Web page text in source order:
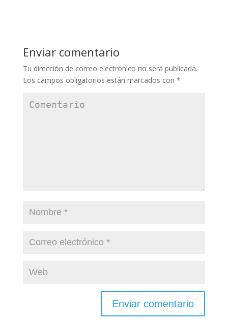
Enviar comentario
Tu dirección de correo electrónico no será publicada.
Los campos obligatorios están marcados con *